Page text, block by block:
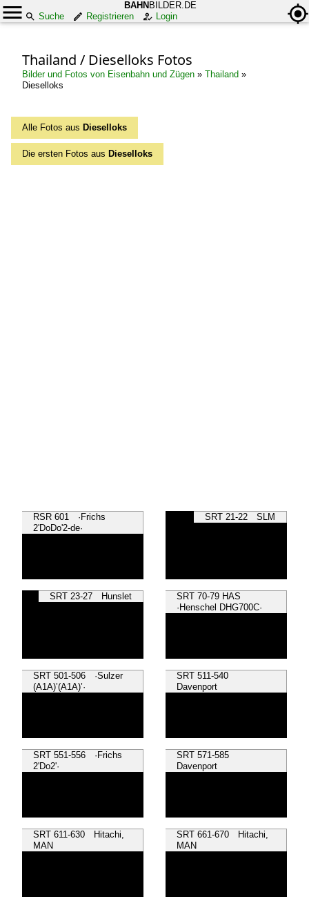
BAHN BILDER.DE
Suche
Registrieren Login
Thailand / Dieselloks Fotos
Bilder und Fotos von Eisenbahn und Zügen » Thailand »
Dieselloks
Alle Fotos aus Dieselloks
Die ersten Fotos aus Dieselloks
RSR 601 ·Frichs
2'DoDo'2-de·
SRT 21-22 SLM
SRT 23-27 Hunslet
SRT 70-79 HAS
·Henschel DHG700C·
SRT 501-506 ·Sulzer
(A1A)’(A1A)’·
SRT 511-540
Davenport
SRT 551-556 ·Frichs
2'Do2'·
SRT 571-585
Davenport
SRT 611-630 Hitachi,
MAN
SRT 661-670 Hitachi,
MAN